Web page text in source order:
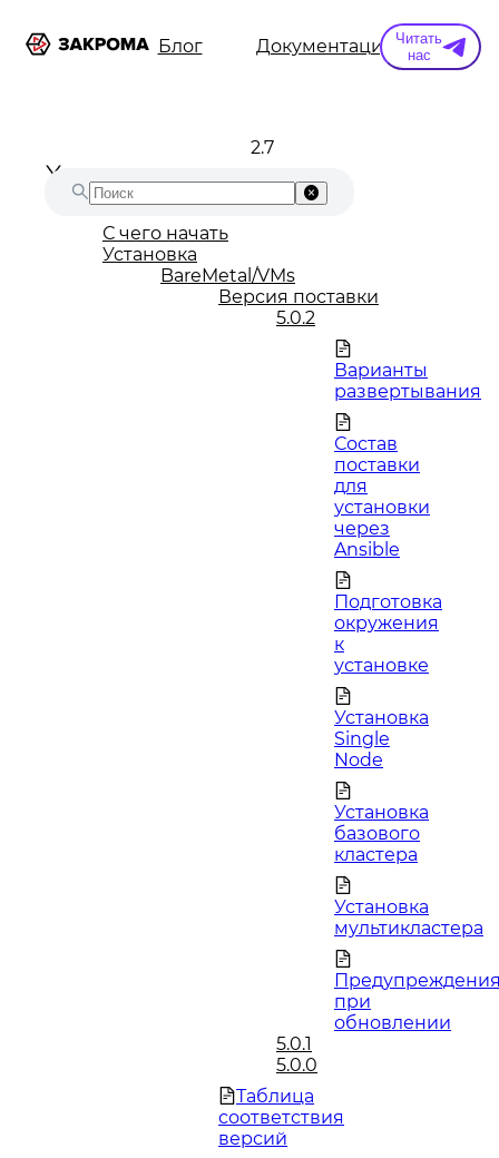
Информация Блог Документация
Читать
нас
2.7
С чего начать
Установка
BareMetal/VMs
Версия поставки
5.0.2
Варианты
развертывания
Состав
поставки
для
установки
через
Ansible
Подготовка
окружения
к
установке
Установка
Single
Node
Установка
базового
кластера
Установка
мультикластера
при
обновлении
5.0.1
5.0.0
Таблица
соответствия
версий